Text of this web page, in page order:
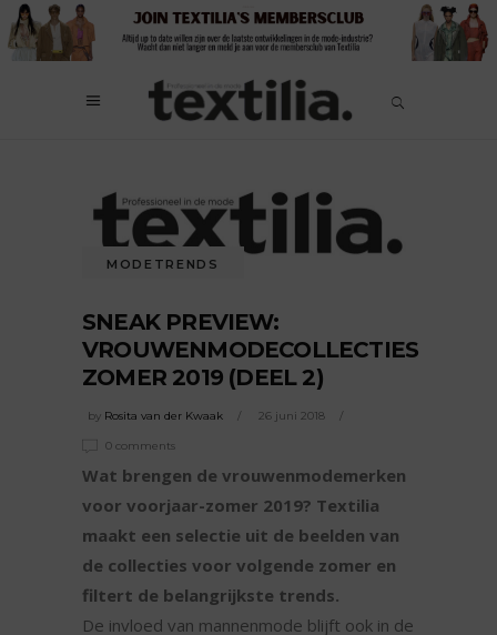
MODETRENDS
SNEAK PREVIEW:
VROUWENMODECOLLECTIES
ZOMER 2019 (DEEL 2)
by Rosita van der Kwaak 26 juni 2018
0 comments
Wat brengen de vrouwenmodemerken
voor voorjaar-zomer 2019? Textilia
maakt een selectie uit de beelden van
de collecties voor volgende zomer en
filtert de belangrijkste trends.
De invloed van mannenmode blijft ook in de